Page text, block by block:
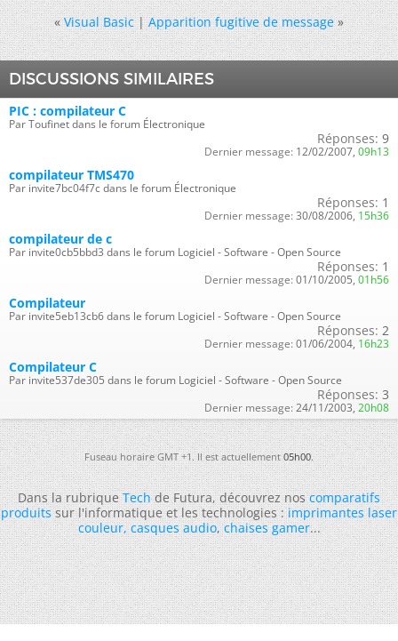
« Visual Basic|Apparition fugitive de message »
DISCUSSIONS SIMILAIRES
PIC : compilateur C
Par Toufinet dans le forum Électronique
Réponses: 9
Dernier message: 12/02/2007, 09h13
compilateur TMS470
Par invite7bc04f7c dans le forum Électronique
Réponses: 1
Dernier message: 30/08/2006, 15h36
compilateur de c
Par invite0cb5bbd3 dans le forum Logiciel - Software - Open Source
Réponses: 1
Dernier message: 01/10/2005, 01h56
Compilateur
Par invite5eb13cb6 dans le forum Logiciel - Software - Open Source
Réponses: 2
Dernier message: 01/06/2004, 16h23
Compilateur C
Par invite537de305 dans le forum Logiciel - Software - Open Source
Réponses: 3
Dernier message: 24/11/2003, 20h08
Fuseau horaire GMT +1. Il est actuellement05h00.
Dans la rubriqueTechde Futura, découvrez noscomparatifs
produitssur l'informatique et les technologies :imprimantes laser
couleur,casques audio,chaises gamer...